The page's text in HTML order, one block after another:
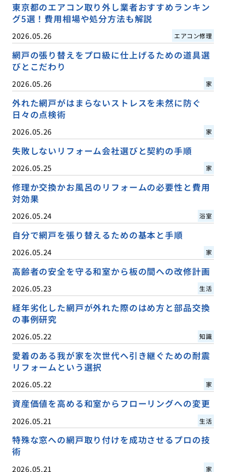
東京都のエアコン取り外し業者おすすめランキン
グ5選！費用相場や処分方法も解説
2026.05.26 エアコン修理
網戸の張り替えをプロ級に仕上げるための道具選
びとこだわり
2026.05.26 家
外れた網戸がはまらないストレスを未然に防ぐ
日々の点検術
2026.05.26 家
失敗しないリフォーム会社選びと契約の手順
2026.05.25 家
修理か交換かお風呂のリフォームの必要性と費用
対効果
2026.05.24 浴室
自分で網戸を張り替えるための基本と手順
2026.05.24 家
高齢者の安全を守る和室から板の間への改修計画
2026.05.23 生活
経年劣化した網戸が外れた際のはめ方と部品交換
の事例研究
2026.05.22 知識
愛着のある我が家を次世代へ引き継ぐための耐震
リフォームという選択
2026.05.22 家
資産価値を高める和室からフローリングへの変更
2026.05.21 生活
特殊な窓への網戸取り付けを成功させるプロの技
術
2026.05.21 家